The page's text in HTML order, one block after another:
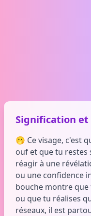
Signification
🫢 Ce visage, c'est
ouf et que tu restes
réagir à une
ou une confidence
bouche montre
ou que tu réalises
réseaux, il est